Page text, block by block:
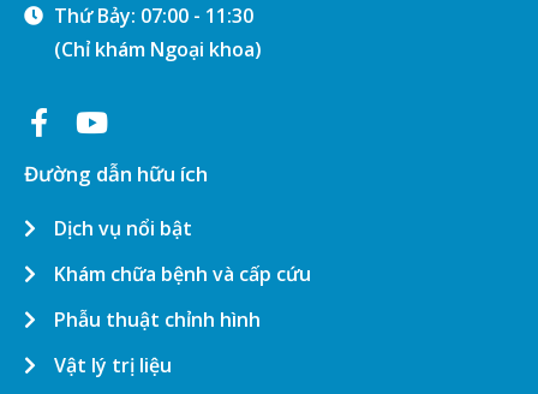
Thứ Bảy: 07:00 - 11:30
(Chỉ khám Ngoại khoa)
Đường dẫn hữu ích
Dịch vụ nổi bật
Khám chữa bệnh và cấp cứu
Phẫu thuật chỉnh hình
Vật lý trị liệu